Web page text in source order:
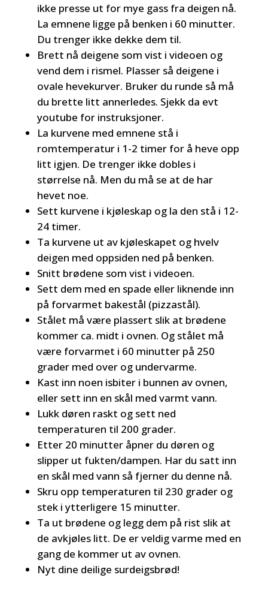
ikke presse ut for mye gass fra deigen nå.
La emnene ligge på benken i 60 minutter.
Du trenger ikke dekke dem til.
Brett nå deigene som vist i videoen og
vend dem i rismel. Plasser så deigene i
ovale hevekurver. Bruker du runde så må
du brette litt annerledes. Sjekk da evt
youtube for instruksjoner.
La kurvene med emnene stå i
romtemperatur i 1-2 timer for å heve opp
litt igjen. De trenger ikke dobles i
størrelse nå. Men du må se at de har
hevet noe.
Sett kurvene i kjøleskap og la den stå i 12-
24 timer.
Ta kurvene ut av kjøleskapet og hvelv
deigen med oppsiden ned på benken.
Snitt brødene som vist i videoen.
Sett dem med en spade eller liknende inn
på forvarmet bakestål (pizzastål).
Stålet må være plassert slik at brødene
kommer ca. midt i ovnen. Og stålet må
være forvarmet i 60 minutter på 250
grader med over og undervarme.
Kast inn noen isbiter i bunnen av ovnen,
eller sett inn en skål med varmt vann.
Lukk døren raskt og sett ned
temperaturen til 200 grader.
Etter 20 minutter åpner du døren og
slipper ut fukten/dampen. Har du satt inn
en skål med vann så fjerner du denne nå.
Skru opp temperaturen til 230 grader og
stek i ytterligere 15 minutter.
Ta ut brødene og legg dem på rist slik at
de avkjøles litt. De er veldig varme med en
gang de kommer ut av ovnen.
Nyt dine deilige surdeigsbrød!